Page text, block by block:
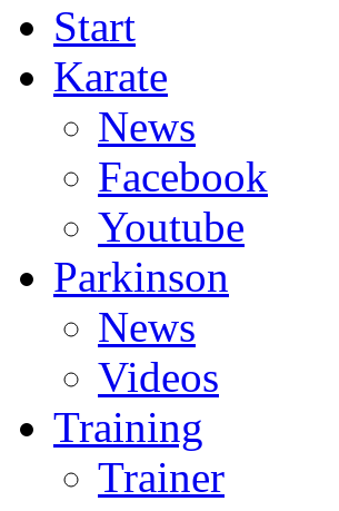
Start
Karate
News
Facebook
Youtube
Parkinson
News
Videos
Training
Trainer